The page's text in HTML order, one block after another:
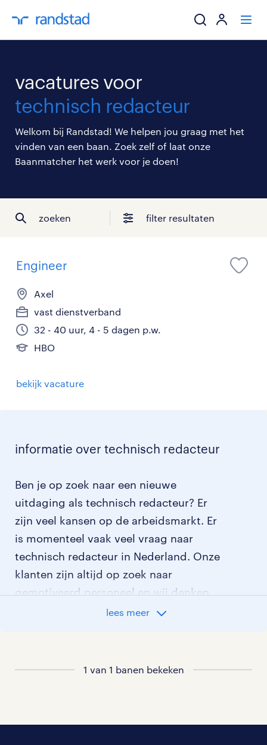
werkgevers
mijn carrière
over randstad
vacatures voor
technisch redacteur
Welkom bij Randstad! We helpen jou graag met het
vinden van een baan. Zoek zelf of laat onze
Baanmatcher het werk voor je doen!
zoeken filter resultaten
Engineer
Axel
vast dienstverband
32 - 40 uur, 4 - 5 dagen p.w.
HBO
bekijk vacature
informatie over technisch redacteur
Ben je op zoek naar een nieuwe
uitdaging als technisch redacteur? Er
zijn veel kansen op de arbeidsmarkt. Er
is momenteel vaak veel vraag naar
technisch redacteur in Nederland. Onze
klanten zijn altijd op zoek naar
gemotiveerd personeel en wij denken
graag met je mee welke klant het beste
lees meer
1 van 1 banen bekeken